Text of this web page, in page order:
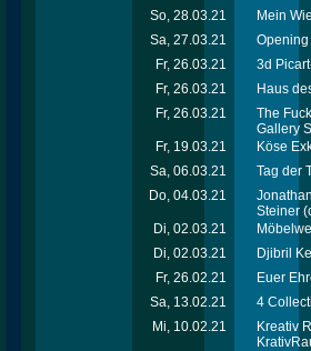
So, 28.03.21
Mein
Sa, 27.03.21
Fr, 26.03.21
3d
Fr, 26.03.21
Haus
Fr, 26.03.21
The
Gallery
Fr, 19.03.21
Köse
Sa, 06.03.21
Tag der
Do, 04.03.21
Steiner
Di, 02.03.21
Di, 02.03.21
Djibril
Fr, 26.02.21
Euer
Sa, 13.02.21
4
Mi, 10.02.21
Kreativ